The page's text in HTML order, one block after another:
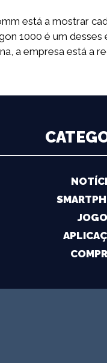
está a mostrar
1000 é um
a empresa está a